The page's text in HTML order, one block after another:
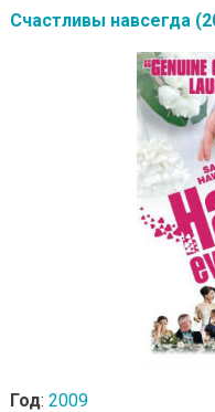
Счастливы навсегда
Год: 2009